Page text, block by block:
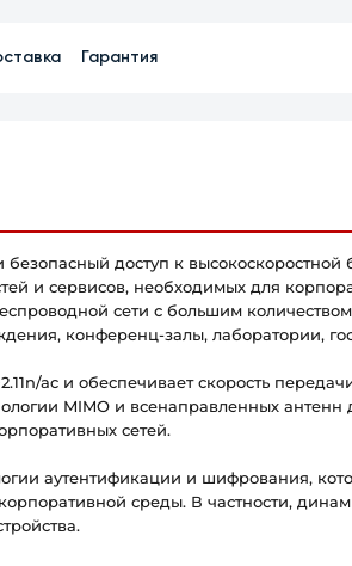
Гарантия
безопасный доступ к высокоскоростной
и сервисов, необходимых для
сети с большим количеством
конференц-залы, лаборатории,
ac и обеспечивает скорость
MIMO и всенаправленных антенн
сетей.
аутентификации и шифрования,
среды. В частности,